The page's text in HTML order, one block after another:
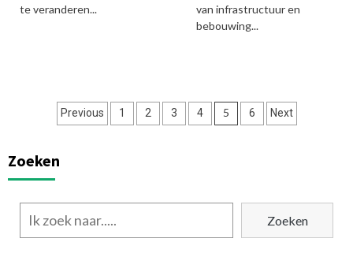
te veranderen...
van infrastructuur en
bebouwing...
Posts
Previous 1 2 3 4 5 6 Next
Zoeken
Zoeken